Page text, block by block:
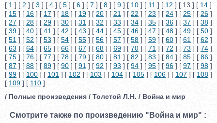
[ 1 ] [ 2 ] [ 3 ] [ 4 ] [ 5 ] [ 6 ] [ 7 ] [ 8 ] [ 9 ] [ 10 ] [ 11 ] [ 12 ] [ 13 ] [ 14 ]
[ 15 ] [ 16 ] [ 17 ] [ 18 ] [ 19 ] [ 20 ] [ 21 ] [ 22 ] [ 23 ] [ 24 ] [ 25 ] [ 26 ]
[ 27 ] [ 28 ] [ 29 ] [ 30 ] [ 31 ] [ 32 ] [ 33 ] [ 34 ] [ 35 ] [ 36 ] [ 37 ] [ 38 ]
[ 39 ] [ 40 ] [ 41 ] [ 42 ] [ 43 ] [ 44 ] [ 45 ] [ 46 ] [ 47 ] [ 48 ] [ 49 ] [ 50 ]
[ 51 ] [ 52 ] [ 53 ] [ 54 ] [ 55 ] [ 56 ] [ 57 ] [ 58 ] [ 59 ] [ 60 ] [ 61 ] [ 62 ]
[ 63 ] [ 64 ] [ 65 ] [ 66 ] [ 67 ] [ 68 ] [ 69 ] [ 70 ] [ 71 ] [ 72 ] [ 73 ] [ 74 ]
[ 75 ] [ 76 ] [ 77 ] [ 78 ] [ 79 ] [ 80 ] [ 81 ] [ 82 ] [ 83 ] [ 84 ] [ 85 ] [ 86 ]
[ 87 ] [ 88 ] [ 89 ] [ 90 ] [ 91 ] [ 92 ] [ 93 ] [ 94 ] [ 95 ] [ 96 ] [ 97 ] [ 98 ]
[ 99 ] [ 100 ] [ 101 ] [ 102 ] [ 103 ] [ 104 ] [ 105 ] [ 106 ] [ 107 ] [ 108 ]
[ 109 ] [ 110 ]
/ Полные произведения / Толстой Л.Н. / Война и мир
Смотрите также по произведению "Война и мир" :